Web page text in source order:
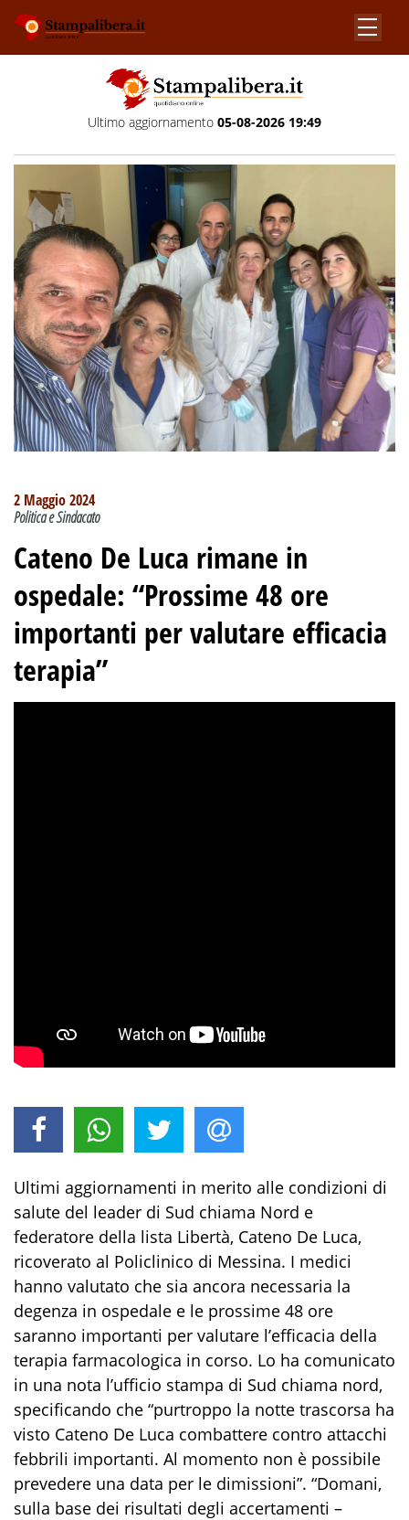
Ultimo aggiornamento 05-08-2026 19:49
2 Maggio 2024
Politica e Sindacato
Cateno De Luca rimane in
ospedale: “Prossime 48 ore
importanti per valutare efficacia
terapia”
Ultimi aggiornamenti in merito alle condizioni di
salute del leader di Sud chiama Nord e
federatore della lista Libertà, Cateno De Luca,
ricoverato al Policlinico di Messina. I medici
hanno valutato che sia ancora necessaria la
degenza in ospedale e le prossime 48 ore
saranno importanti per valutare l’efficacia della
terapia farmacologica in corso. Lo ha comunicato
in una nota l’ufficio stampa di Sud chiama nord,
specificando che “purtroppo la notte trascorsa ha
visto Cateno De Luca combattere contro attacchi
febbrili importanti. Al momento non è possibile
prevedere una data per le dimissioni”. “Domani,
sulla base dei risultati degli accertamenti –